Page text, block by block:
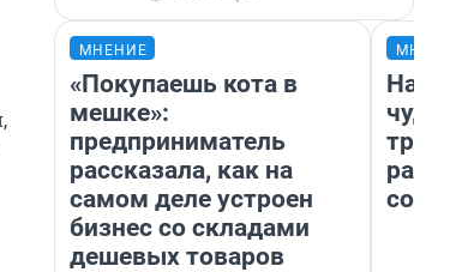
МНЕНИЕ
«Покупаешь кота в
мешке»:
предприниматель
рассказала, как на
самом деле устроен
бизнес со складами
дешевых товаров